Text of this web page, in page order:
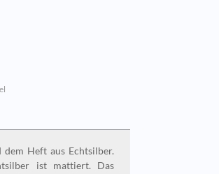
dem Heft aus Echtsilber.
ist mattiert. Das